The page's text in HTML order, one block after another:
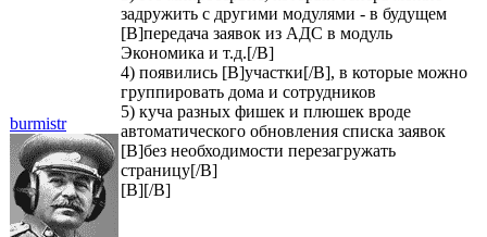
burmistr
задружить с другими модулями - в будущем
[B]передача заявок из АДС в модуль
Экономика и т.д.[/B]
4) появились [B]участки[/B], в которые можно
группировать дома и сотрудников
5) куча разных фишек и плюшек вроде
автоматического обновления списка заявок
[B]без необходимости перезагружать
страницу[/B]
[B][/B]